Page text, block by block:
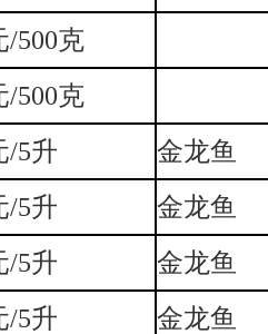
/500克
/500克
/5升 金龙鱼
/5升 金龙鱼
/5升 金龙鱼
/5升 金龙鱼